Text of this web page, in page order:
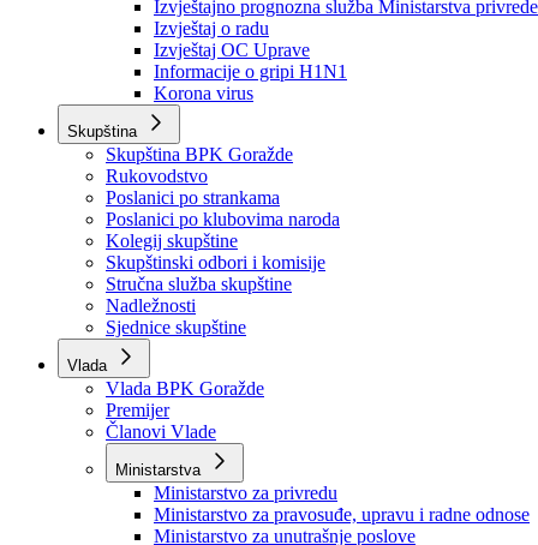
Obavještenja i izvještaji
Obavještenja Vlade
Izvještajno prognozna služba Ministarstva privrede
Izvještaj o radu
Izvještaj OC Uprave
Informacije o gripi H1N1
Korona virus
Skupština
Skupština BPK Goražde
Rukovodstvo
Poslanici po strankama
Poslanici po klubovima naroda
Kolegij skupštine
Skupštinski odbori i komisije
Stručna služba skupštine
Nadležnosti
Sjednice skupštine
Vlada
Vlada BPK Goražde
Premijer
Članovi Vlade
Ministarstva